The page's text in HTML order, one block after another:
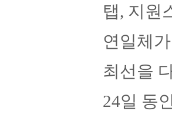
탭, 지원
연일체
최선을
24일 동